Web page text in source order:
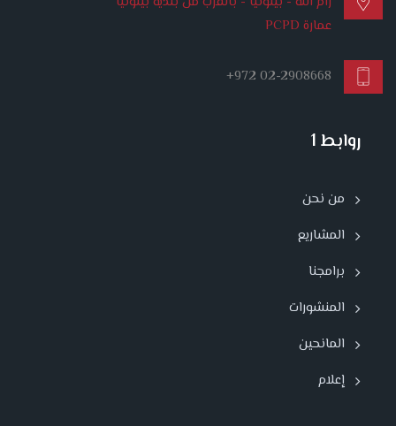
عمارة PCPD
+972 02-2908668
روابط 1
من نحن
المشاريع
برامجنا
المنشورات
المانحين
إعلام